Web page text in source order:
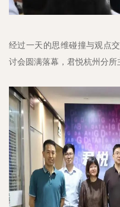
经过一天的思维碰撞与观点
讨会圆满落幕，君悦杭州分所